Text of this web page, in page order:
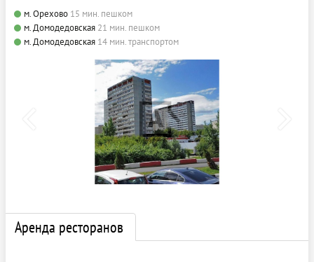
м. Орехово 15 мин. пешком
м. Домодедовская 21 мин. пешком
м. Домодедовская 14 мин. транспортом
Аренда ресторанов